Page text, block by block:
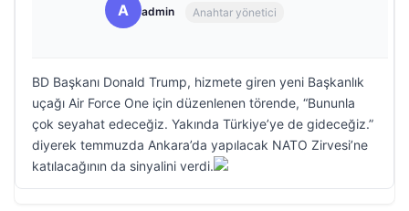
A admin Anahtar yönetici
BD Başkanı Donald Trump, hizmete giren yeni Başkanlık
uçağı Air Force One için düzenlenen törende, “Bununla
çok seyahat edeceğiz. Yakında Türkiye’ye de gideceğiz.”
diyerek temmuzda Ankara’da yapılacak NATO Zirvesi’ne
katılacağının da sinyalini verdi.